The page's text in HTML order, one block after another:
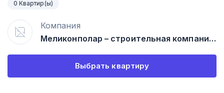
0 Квартир(ы)
Компания
Меликонполар – строительная компания №2
Выбрать квартиру